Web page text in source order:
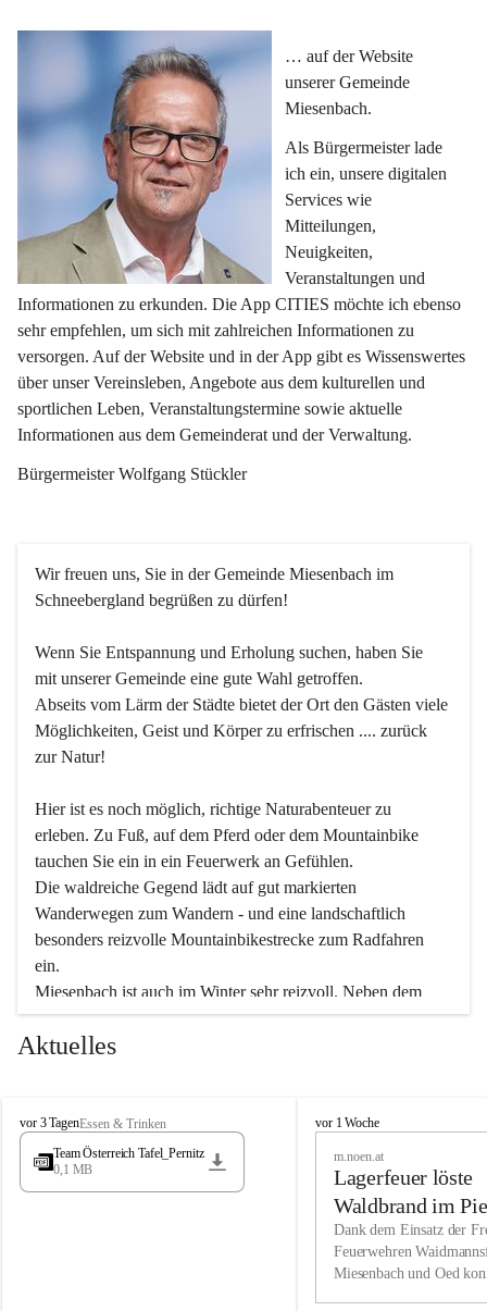
… auf der Website
unserer Gemeinde
Miesenbach.
Als Bürgermeister lade
ich ein, unsere digitalen
Services wie
Mitteilungen,
Neuigkeiten,
Veranstaltungen und
Informationen zu erkunden. Die App CITIES möchte ich ebenso
sehr empfehlen, um sich mit zahlreichen Informationen zu
versorgen. Auf der Website und in der App gibt es Wissenswertes
über unser Vereinsleben, Angebote aus dem kulturellen und
sportlichen Leben, Veranstaltungstermine sowie aktuelle
Informationen aus dem Gemeinderat und der Verwaltung.
Bürgermeister Wolfgang Stückler
Wir freuen uns, Sie in der Gemeinde Miesenbach im
Schneebergland begrüßen zu dürfen!
Wenn Sie Entspannung und Erholung suchen, haben Sie
mit unserer Gemeinde eine gute Wahl getroffen.
Abseits vom Lärm der Städte bietet der Ort den Gästen viele
Möglichkeiten, Geist und Körper zu erfrischen .... zurück
zur Natur!
Hier ist es noch möglich, richtige Naturabenteuer zu
erleben. Zu Fuß, auf dem Pferd oder dem Mountainbike
tauchen Sie ein in ein Feuerwerk an Gefühlen.
Die waldreiche Gegend lädt auf gut markierten
Wanderwegen zum Wandern - und eine landschaftlich
besonders reizvolle Mountainbikestrecke zum Radfahren
ein.
Miesenbach ist auch im Winter sehr reizvoll. Neben dem
Eisstockschießen gibt es auf dem nahe gelegenen Unterberg
wunderschöne Naturschneepisten, die zum Schifahren oder
vielfältige Angebot unserer Kulturvereine.
Überzeugen Sie sich selbst, dass Sie in Miesenbach sowie
in den Beherbergungsbetrieben, Gaststätten und urigen
Wir kennen Miesenbach als lebens- und liebenswerten Ort.
Tradition und Innovation werden ebenso groß geschrieben
Aktuelles
M
i
s
vor 3 TagenEssen & Trinken
Team Österreich Tafel_Pernitz
0,1 MB
M
h
vor 1 Woche
m.noen.at
Lagerfeuer löste
Waldbrand im
aus
Dank dem Einsatz der
Feuerwehren
Miesenbach und Oed